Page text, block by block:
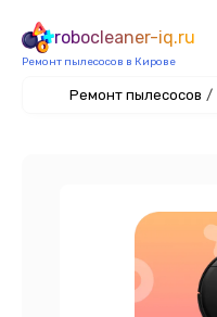
robocleaner-iq.ru
Ремонт пылесосов в Кирове
Ремонт пылесосов /